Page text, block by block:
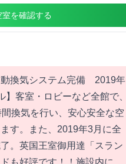
室を確認する
動換気システム完備 2019年
】客室・ロビーなど全館で、
換気を行い、安心安全な空
す。また、2019年3月に全
。英国王室御用達「スラン
も好評です！！施設内に